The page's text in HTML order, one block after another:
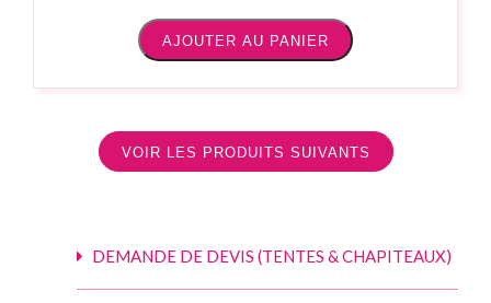
AJOUTER AU PANIER
VOIR LES PRODUITS SUIVANTS
DEMANDE DE DEVIS (TENTES & CHAPITEAUX)